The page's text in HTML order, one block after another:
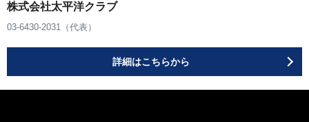
株式会社太平洋クラブ
03-6430-2031（代表）
詳細はこちらから